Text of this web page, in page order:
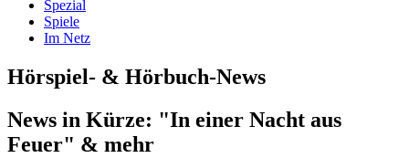
Spezial
Spiele
Im Netz
Hörspiel- & Hörbuch-News
News in Kürze: "In einer Nacht aus
Feuer" & mehr